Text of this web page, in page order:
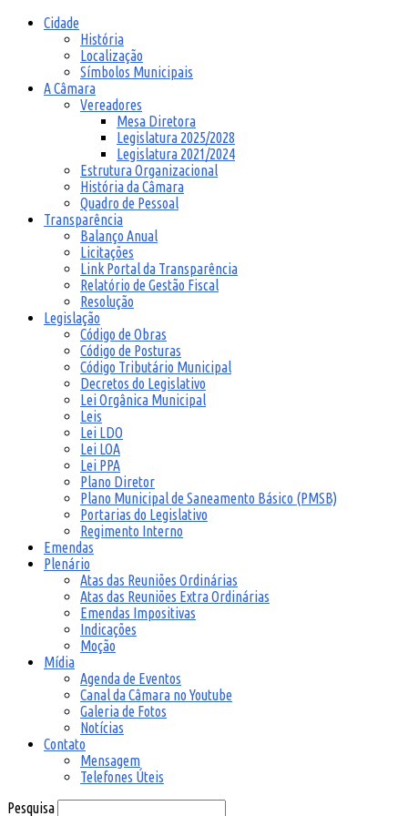
Cidade
História
Localização
Símbolos Municipais
A Câmara
Vereadores
Mesa Diretora
Legislatura 2025/2028
Legislatura 2021/2024
Estrutura Organizacional
História da Câmara
Quadro de Pessoal
Transparência
Balanço Anual
Licitações
Link Portal da Transparência
Relatório de Gestão Fiscal
Resolução
Legislação
Código de Obras
Código de Posturas
Código Tributário Municipal
Decretos do Legislativo
Lei Orgânica Municipal
Leis
Lei LDO
Lei LOA
Lei PPA
Plano Diretor
Plano Municipal de Saneamento Básico (PMSB)
Portarias do Legislativo
Regimento Interno
Emendas
Plenário
Atas das Reuniões Ordinárias
Atas das Reuniões Extra Ordinárias
Emendas Impositivas
Indicações
Moção
Mídia
Agenda de Eventos
Canal da Câmara no Youtube
Galeria de Fotos
Notícias
Contato
Mensagem
Telefones Úteis
Pesquisa